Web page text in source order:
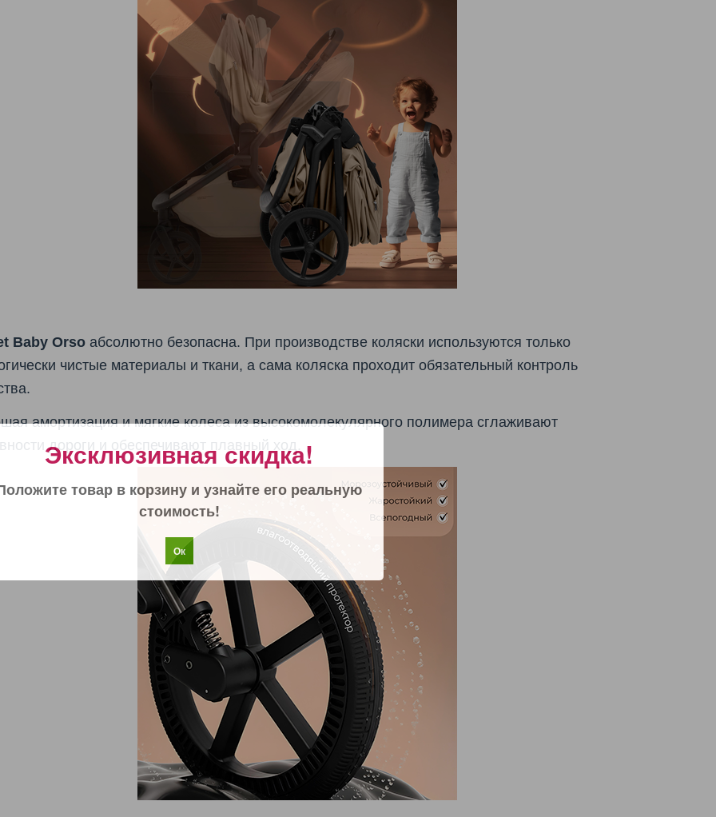
Baby Orso абсолютно безопасна. При производстве коляски используются только
чистые материалы и ткани, а сама коляска проходит обязательный контроль
амортизация и мягкие колеса из высокомолекулярного полимера сглаживают
дороги и обеспечивают плавный ход.
Эксклюзивная скидка!
товар в корзину и узнайте его реальную
стоимость!
Ок